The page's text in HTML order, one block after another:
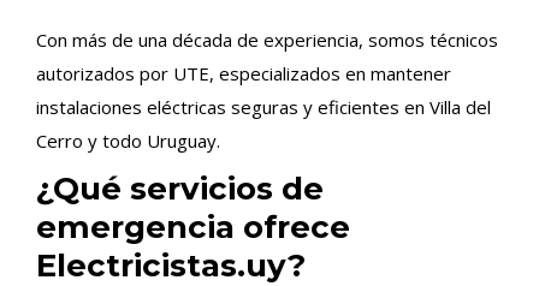
Con más de una década de experiencia, somos técnicos
autorizados por UTE, especializados en mantener
instalaciones eléctricas seguras y eficientes en Villa del
Cerro y todo Uruguay.
¿Qué servicios de
emergencia ofrece
Electricistas.uy?